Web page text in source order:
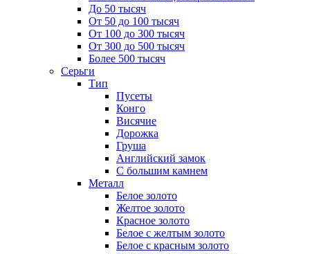
До 50 тысяч
От 50 до 100 тысяч
От 100 до 300 тысяч
От 300 до 500 тысяч
Более 500 тысяч
Серьги
Тип
Пусеты
Конго
Висячие
Дорожка
Груша
Английский замок
С большим камнем
Металл
Белое золото
Желтое золото
Красное золото
Белое с желтым золото
Белое с красным золото